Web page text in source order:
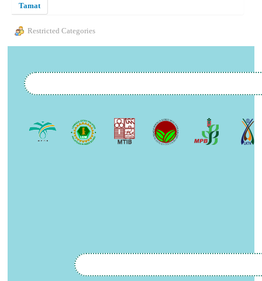
Tamat
Restricted Categories